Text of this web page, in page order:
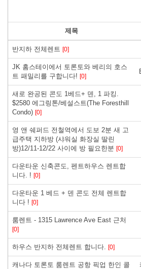
제목
반지하 전체렌트 [0]
JK 홈스테이에서 토론토와 베리의 호스
트 패밀리를 구합니다! [0]
새로 완공된 콘도 1베드+ 덴, 1 파킹.
$2580 에그링톤/베설스트(The Foresthill
Condo) [0]
영 앤 쉐퍼드 전철역에서 도보 2분 새 고
급주택 지하방 (샤워실 화장실 딸린
방)12/11-12/22 사이에 방 필요한분 [0]
다운타운 신축콘도, 펜트하우스 렌트합
니다. ! [0]
다운타운 1 베드 + 덴 콘도 전체 렌트합
니다 ! [0]
룸렌트 - 1315 Lawrence Ave East 근처
[0]
하우스 반지하 전체렌트 합니다. [0]
캐나다 토론토 룸렌트 공항 픽업 한인 콜